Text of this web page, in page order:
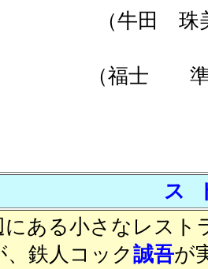
（牛田
（福士
ス
ある小さなレスト
、鉄人コック誠吾が